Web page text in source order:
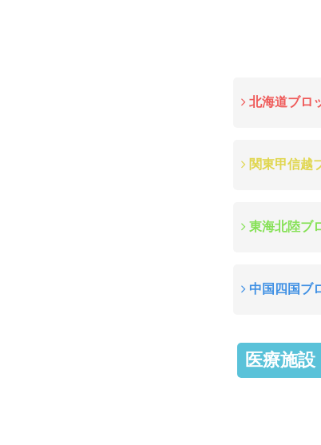
北海道ブロ
関東甲信越
東海北陸ブ
中国四国ブ
医療施